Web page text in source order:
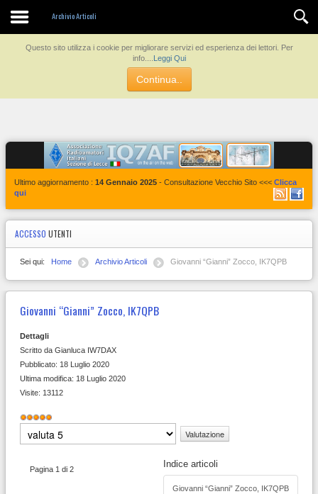
Questo sito utilizza i cookie per migliorare servizi ed esperienza dei lettori. Per
info....
Leggi Qui
Continua..
Archivio Articoli
Contatti
Ultimo aggiornamento : 14 Gennaio 2025 - Consultazione Vecchio Sito <<< Clicca
qui
ACCESSO UTENTI
Sei qui: Home Archivio Articoli Giovanni “Gianni” Zocco, IK7QPB
Giovanni “Gianni” Zocco, IK7QPB
Dettagli
Scritto da Gianluca IW7DAX
Pubblicato: 18 Luglio 2020
Ultima modifica: 18 Luglio 2020
Visite: 13112
Valutazione
Valuta
Indice articoli
Giovanni “Gianni” Zocco, IK7QPB
Pagina 1 di 2